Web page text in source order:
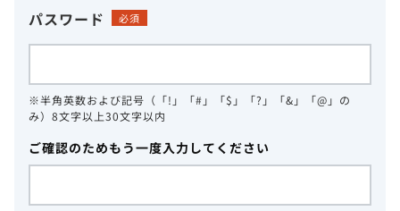
パスワード 必須
※半角英数および記号（「!」「#」「$」「?」「&」「@」の
み）8文字以上30文字以内
ご確認のためもう一度入力してください